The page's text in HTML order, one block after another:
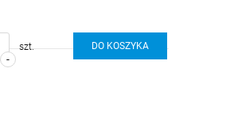
-
szt. DO KOSZYKA